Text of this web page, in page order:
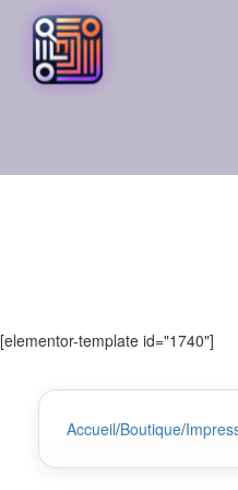
[elementor-template id="1740"]
Accueil/Boutique/